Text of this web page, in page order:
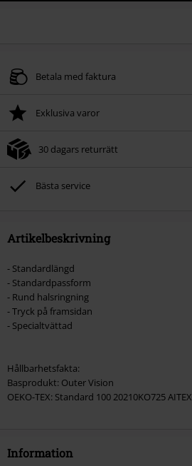
Betala med faktura
Exklusiva varor
30 dagars returrätt
Bästa service
Artikelbeskrivning
- Standardlängd
- Standardpassform
- Rund halsringning
- Tryck på framsidan
- Specialtvättad
Hållbarhetsfakta:
Basprodukt: Outer Vision
OEKO-TEX: Standard 100 20210KO725 AITEX
Information